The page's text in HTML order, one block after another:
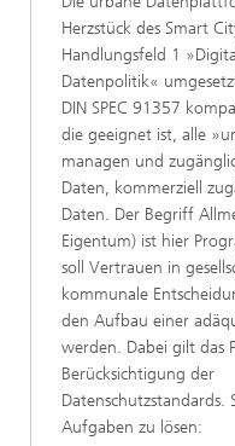
Herzstück des Smart
Handlungsfeld 1
Datenpolitik«
DIN SPEC 91357
die geeignet ist, alle
managen und
Daten, kommerziell
Daten. Der Begriff
Eigentum) ist hier
soll Vertrauen in
kommunale
den Aufbau einer
werden. Dabei gilt das
Berücksichtigung der
Aufgaben zu lösen: